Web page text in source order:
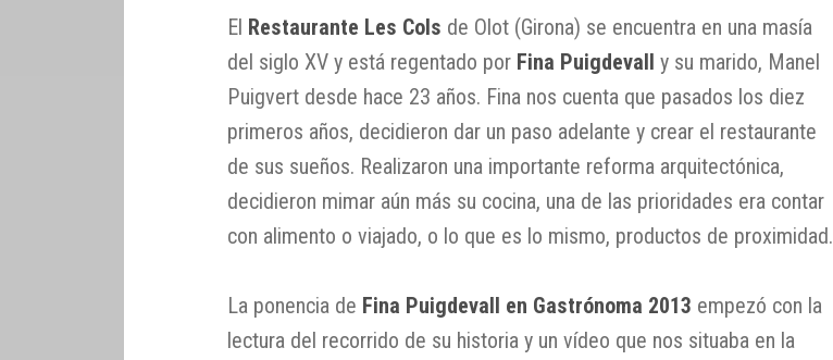
El Restaurante Les Cols de Olot (Girona) se encuentra en una masía
del siglo XV y está regentado por Fina Puigdevall y su marido, Manel
Puigvert desde hace 23 años. Fina nos cuenta que pasados los diez
primeros años, decidieron dar un paso adelante y crear el restaurante
de sus sueños. Realizaron una importante reforma arquitectónica,
decidieron mimar aún más su cocina, una de las prioridades era contar
con alimento o viajado, o lo que es lo mismo, productos de proximidad.
La ponencia de Fina Puigdevall en Gastrónoma 2013 empezó con la
lectura del recorrido de su historia y un vídeo que nos situaba en la